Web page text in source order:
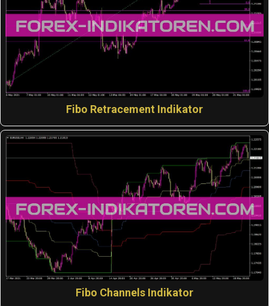
Fibo Retracement Indikator
Fibo Channels Indikator